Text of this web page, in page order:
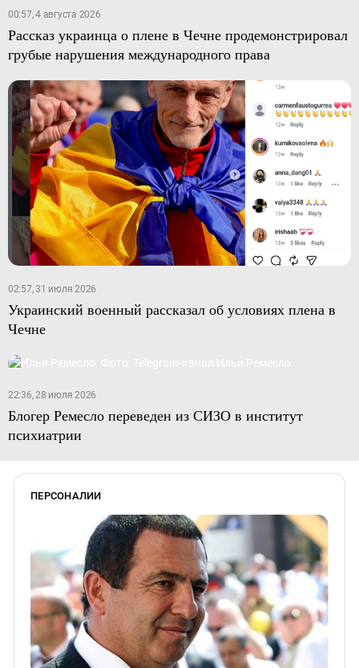
00:57, 4 августа 2026
Рассказ украинца о плене в Чечне продемонстрировал
грубые нарушения международного права
02:57, 31 июля 2026
Украинский военный рассказал об условиях плена в
Чечне
22:36, 28 июля 2026
Блогер Ремесло переведен из СИЗО в институт
психиатрии
ПЕРСОНАЛИИ